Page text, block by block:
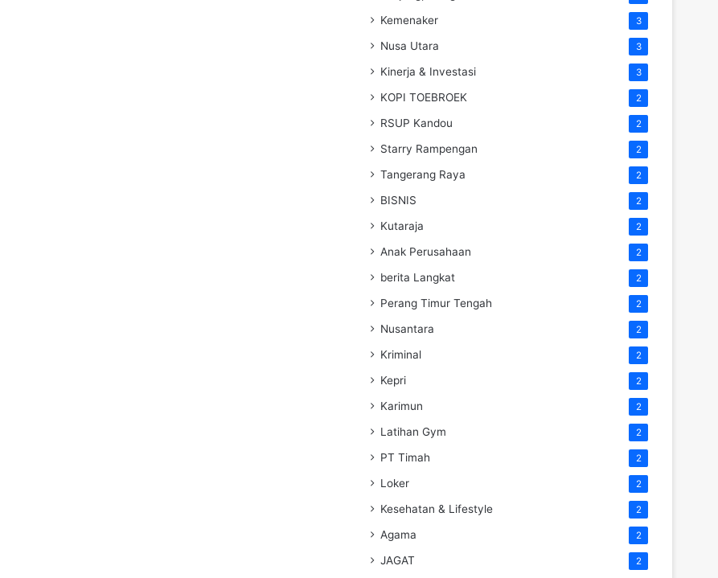
Kemenaker 3
Nusa Utara 3
Kinerja & Investasi 3
KOPI TOEBROEK 2
RSUP Kandou 2
Starry Rampengan 2
Tangerang Raya 2
BISNIS 2
Kutaraja 2
Anak Perusahaan 2
berita Langkat 2
Perang Timur Tengah 2
Nusantara 2
Kriminal 2
Kepri 2
Karimun 2
Latihan Gym 2
PT Timah 2
Loker 2
Kesehatan & Lifestyle 2
Agama 2
JAGAT 2